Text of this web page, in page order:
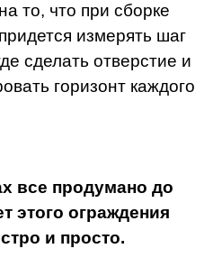
то, что при сборке
измерять шаг
сделать отверстие и
горизонт каждого
все продумано до
этого ограждения
и просто.